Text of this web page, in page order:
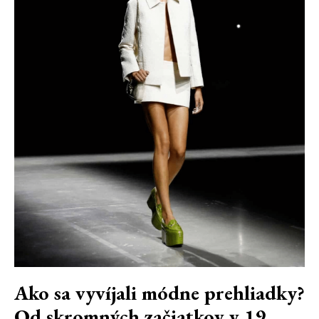
Ako sa vyvíjali módne prehliadky?